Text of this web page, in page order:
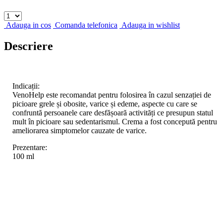
Adauga in cos Comanda telefonica Adauga in wishlist
Descriere
Indicații:
VenoHelp este recomandat pentru folosirea în cazul senzației de
picioare grele și obosite, varice și edeme, aspecte cu care se
confruntă persoanele care desfășoară activități ce presupun statul
mult în picioare sau sedentarismul. Crema a fost concepută pentru
ameliorarea simptomelor cauzate de varice.
Prezentare:
100 ml